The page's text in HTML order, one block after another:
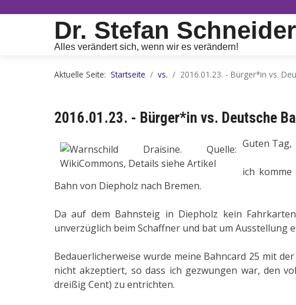
Dr. Stefan Schneider
Alles verändert sich, wenn wir es verändern!
Aktuelle Seite: Startseite vs. 2016.01.23. - Bürger*in vs.
2016.01.23. - Bürger*in vs. Deutsche
Guten Tag,
ich
Bahn von Diepholz nach Bremen.
Da auf dem Bahnsteig in Diepholz kein
unverzüglich beim Schaffner und bat um Ausstellung
Bedauerlicherweise wurde meine Bahncard 25 mit
nicht akzeptiert, so dass ich gezwungen war, den
dreißig Cent) zu entrichten.